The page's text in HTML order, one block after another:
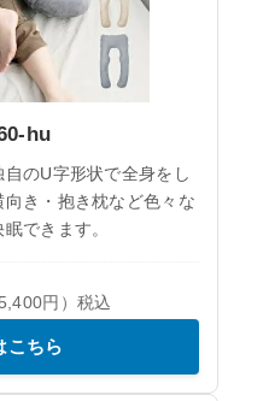
hu
のU字形状で全身をし
き・抱き枕など色々な
できます。
5,400円）税込
こちら